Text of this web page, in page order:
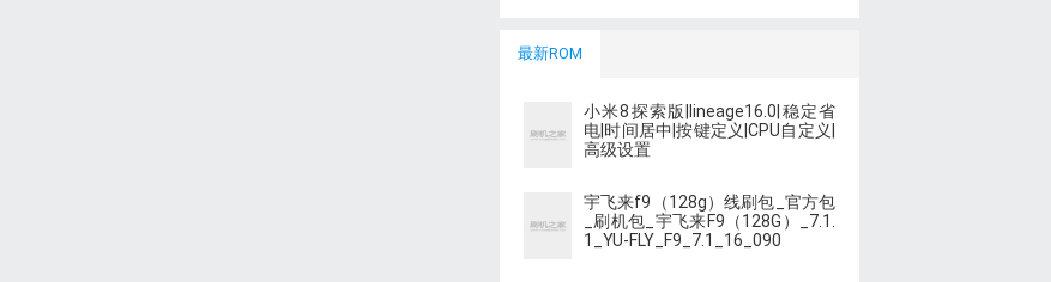
最新ROM
小米8探索版|lineage16.0|稳定省
电|时间居中|按键定义|CPU自定义|
高级设置
宇飞来f9（128g）线刷包_官方包
_刷机包_宇飞来F9（128G）_7.1.
1_YU-FLY_F9_7.1_16_090